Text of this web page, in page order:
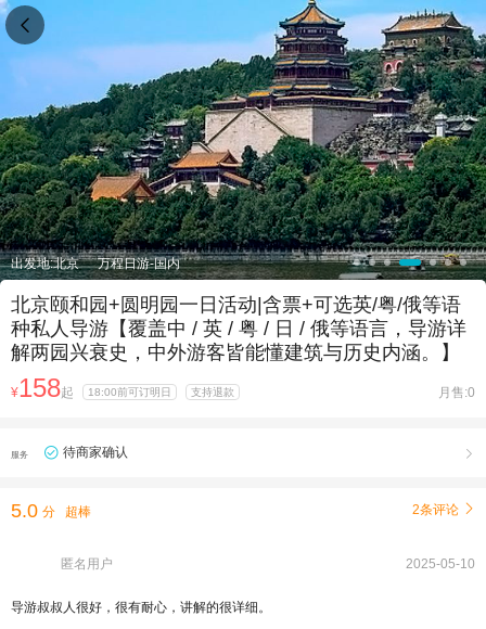
出发地:北京 万程日游-国内
北京颐和园+圆明园一日活动|含票+可选英/粤/俄等语
种私人导游【覆盖中 / 英 / 粤 / 日 / 俄等语言，导游详
解两园兴衰史，中外游客皆能懂建筑与历史内涵。】
¥158起 18:00前可订明日 支持退款 月售:0
服务 待商家确认 
5.0 分 超棒 2条评论 
匿名用户 2025-05-10
导游叔叔人很好，很有耐心，讲解的很详细。
